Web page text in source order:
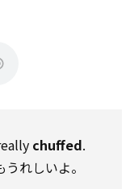
chuffed.
れしいよ。